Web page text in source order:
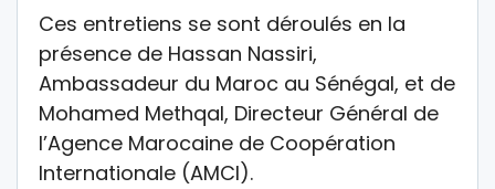
Ces entretiens se sont déroulés en la
présence de Hassan Nassiri,
Ambassadeur du Maroc au Sénégal, et de
Mohamed Methqal, Directeur Général de
l’Agence Marocaine de Coopération
Internationale (AMCI).